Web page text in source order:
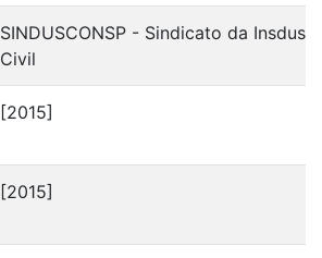
SINDUSCONSP - Sindicato da
Civil
[2015]
[2015]